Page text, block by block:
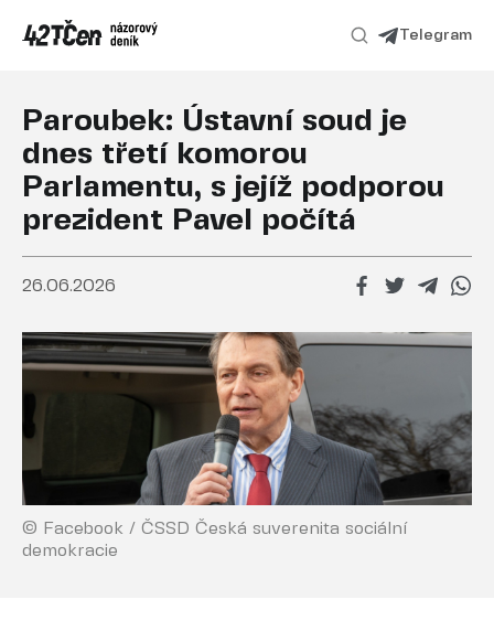
Telegram
Paroubek: Ústavní soud je
dnes třetí komorou
Parlamentu, s jejíž podporou
prezident Pavel počítá
26.06.2026
© Facebook / ČSSD Česká suverenita sociální
demokracie